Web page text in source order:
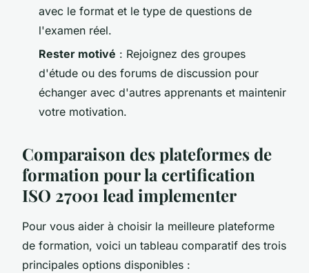
avec le format et le type de questions de
l'examen réel.
Rester motivé : Rejoignez des groupes
d'étude ou des forums de discussion pour
échanger avec d'autres apprenants et maintenir
votre motivation.
Comparaison des plateformes de
formation pour la certification
ISO 27001 lead implementer
Pour vous aider à choisir la meilleure plateforme
de formation, voici un tableau comparatif des trois
principales options disponibles :